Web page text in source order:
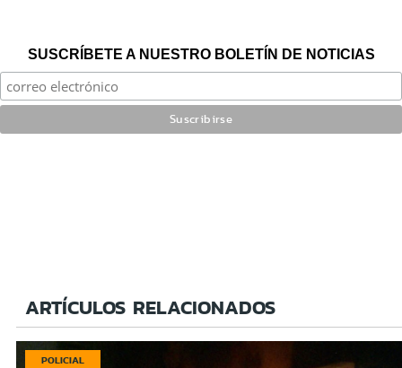
SUSCRÍBETE A NUESTRO BOLETÍN DE NOTICIAS
ARTÍCULOS RELACIONADOS
POLICIAL